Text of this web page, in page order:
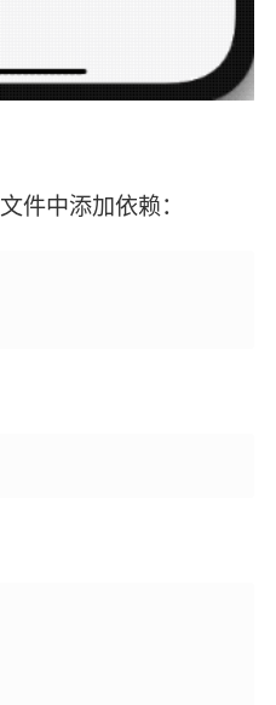
文件中添加依赖：